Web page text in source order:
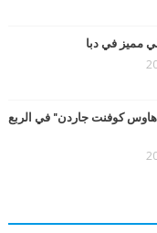
مميز في دبا
هاوس كوفنت جاردن" في الربع